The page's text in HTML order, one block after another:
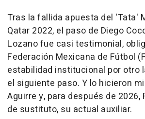
Tras la fallida apuesta del 'Tata'
Qatar 2022, el paso de Diego
Lozano fue casi testimonial,
Federación Mexicana de Fútbol
estabilidad institucional por otro
el siguiente paso. Y lo hicieron
Aguirre y, para después de 2026,
de sustituto, su actual auxiliar.